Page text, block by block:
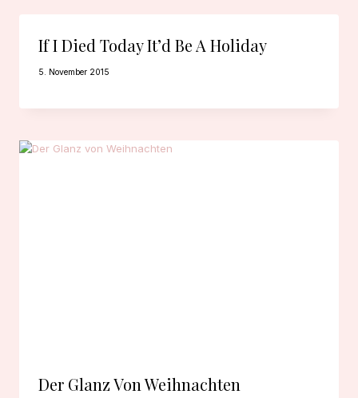
If I Died Today It’d Be A Holiday
5. November 2015
Der Glanz Von Weihnachten